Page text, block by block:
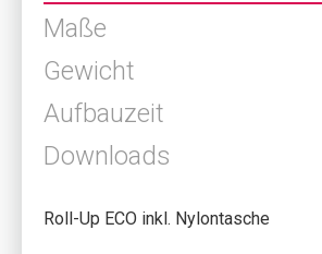
Maße
Gewicht
Aufbauzeit
Downloads
Roll-Up ECO inkl. Nylontasche